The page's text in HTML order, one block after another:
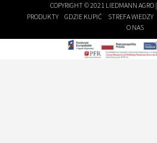
COPYRIGHT © 2021 LIEDMANN AGRO |
PRODUKTY
GDZIE KUPIĆ STREFA WIEDZY
O NAS